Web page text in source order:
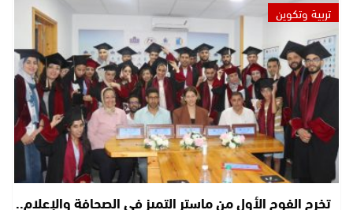
تربية وتكوين
تخرج الفوج الأول من ماستر التميز في الصحافة والإعلام..